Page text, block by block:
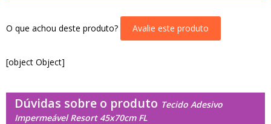
O que achou deste produto? Avalie este produto
[object Object]
Dúvidas sobre o produto Tecido Adesivo
Impermeável Resort 45x70cm FL